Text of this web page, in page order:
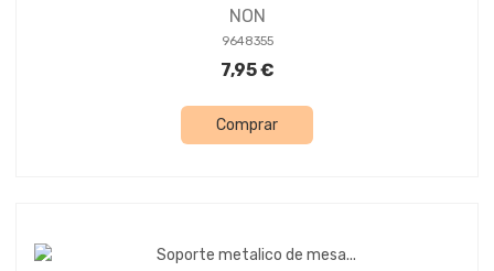
NON
9648355
7,95 €
Comprar